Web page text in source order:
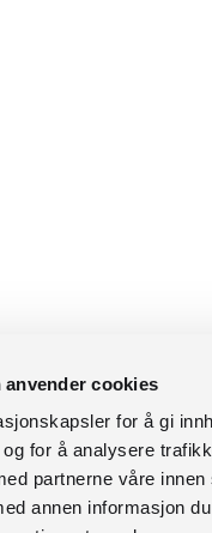
anvender cookies
for å gi
for å analysere
partnerne våre
annen informasjon